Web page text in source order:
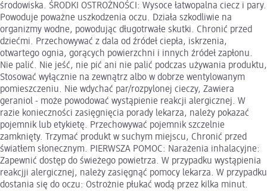
środowiska. ŚRODKI OSTROŻNOŚCI: Wysoce łatwopalna ciecz i pary.
Powoduje poważne uszkodzenia oczu. Działa szkodliwie na
organizmy wodne, powodując długotrwałe skutki. Chronić przed
dziećmi. Przechowywać z dala od źródeł ciepła, iskrzenia,
otwartego ognia, gorących powierzchni i innych źródeł zapłonu.
Nie palić. Nie jeść, nie pić ani nie palić podczas używania produktu,
Stosować wyłącznie na zewnątrz albo w dobrze wentylowanym
pomieszczeniu. Nie wdychać par/rozpylonej cieczy, Zawiera
geraniol - może powodować wystąpienie reakcji alergicznej. W
razie konieczności zasięgnięcia porady lekarza, należy pokazać
pojemnik lub etykietę. Przechowywać pojemnik szczelnie
zamknięty. Trzymać produkt w suchym miejscu, Chronić przed
światłem słonecznym. PIERWSZA POMOC: Narażenia inhalacyjne:
Zapewnić dostęp do świeżego powietrza. W przypadku wystąpienia
reakcjji alergicznej, należy zasięgnąć pomocy lekarza. W przypadku
dostania się do oczu: Ostrożnie płukać wodą przez kilka minut.